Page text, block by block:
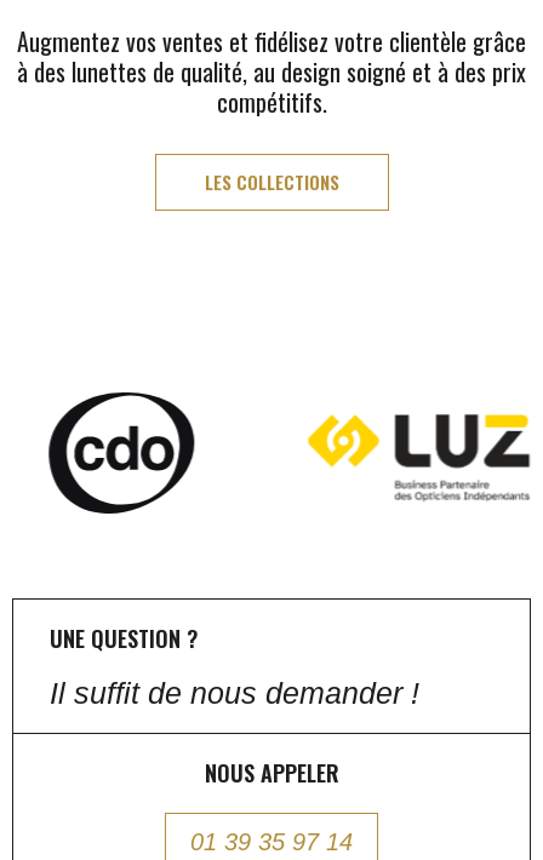
Augmentez vos ventes et fidélisez votre clientèle grâce
à des lunettes de qualité, au design soigné et à des prix
compétitifs.
LES COLLECTIONS
UNE QUESTION ?
Il suffit de nous demander !
NOUS APPELER
01 39 35 97 14